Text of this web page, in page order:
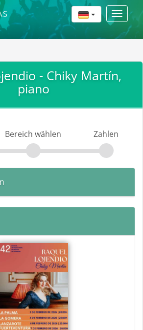
Toggle
- Chiky Martín,
piano
Bereich wählen Zahlen